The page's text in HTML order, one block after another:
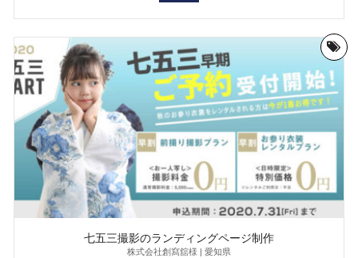
七五三撮影のランディングページ制作
株式会社創寫舘様 | 愛知県